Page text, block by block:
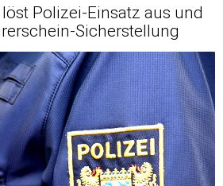
Polizei-Einsatz aus und
Sicherstellung